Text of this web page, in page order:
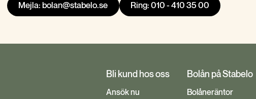
Mejla: bolan@stabelo.se Ring: 010 - 410 35 00
Bli kund hos oss
Ansök nu
Bolån på Stabelo
Bolåneräntor